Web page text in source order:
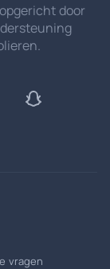
door
vragen